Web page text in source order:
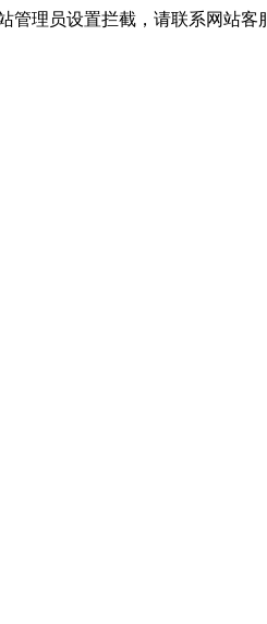
管理员设置拦截，请联系网站客